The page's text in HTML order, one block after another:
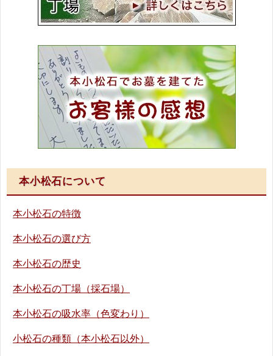
本小松石について
本小松石の特徴
本小松石の選び方
本小松石の歴史
本小松石の丁場（採石場）
本小松石の吸水率（色変わり）
小松石の種類（本小松石以外）